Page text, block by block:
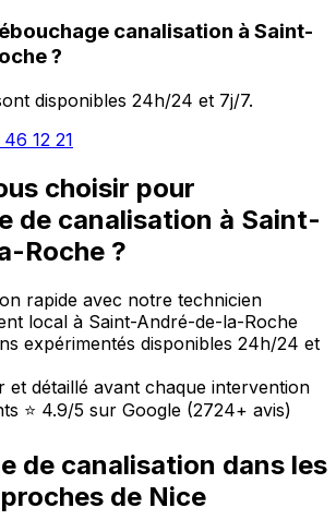
canalisation à Saint-
?
disponibles 24h/24 et 7j/7.
12 21
choisir pour
de canalisation à Saint-
Roche ?
rapide avec notre technicien
local à Saint-André-de-la-Roche
expérimentés disponibles 24h/24 et
et détaillé avant chaque intervention
⭐ 4.9/5 sur Google (2724+ avis)
de canalisation dans les
de Nice